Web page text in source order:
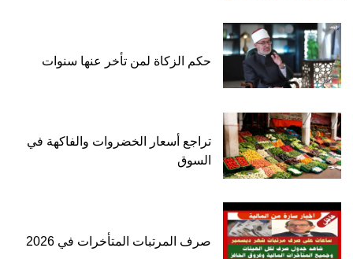
حكم الزكاة لمن تأخر عنها سنوات
تراجع أسعار الخضروات والفاكهة في
السوق
صرف المرتبات المتأخرات في 2026